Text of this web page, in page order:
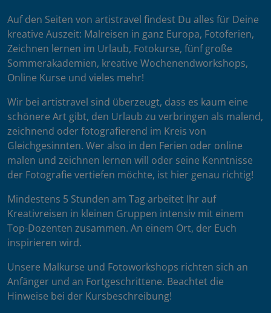
Auf den Seiten von artistravel findest Du alles für Deine
kreative Auszeit: Malreisen in ganz Europa, Fotoferien,
Zeichnen lernen im Urlaub, Fotokurse, fünf große
Sommerakademien, kreative Wochenendworkshops,
Online Kurse und vieles mehr!
Wir bei artistravel sind überzeugt, dass es kaum eine
schönere Art gibt, den Urlaub zu verbringen als malend,
zeichnend oder fotografierend im Kreis von
Gleichgesinnten. Wer also in den Ferien oder online
malen und zeichnen lernen will oder seine Kenntnisse
der Fotografie vertiefen möchte, ist hier genau richtig!
Mindestens 5 Stunden am Tag arbeitet Ihr auf
Kreativreisen in kleinen Gruppen intensiv mit einem
Top-Dozenten zusammen. An einem Ort, der Euch
inspirieren wird.
Unsere Malkurse und Fotoworkshops richten sich an
Anfänger und an Fortgeschrittene. Beachtet die
Hinweise bei der Kursbeschreibung!